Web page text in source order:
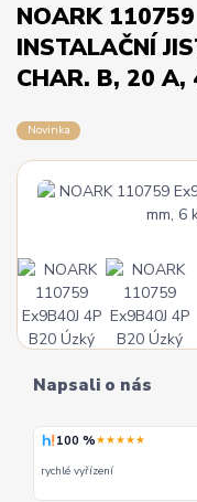
NOARK
INSTALAČNÍ
CHAR. B, 20 A,
Novinka
Napsali o nás
100 %★★★★★
rychlé vyřízení